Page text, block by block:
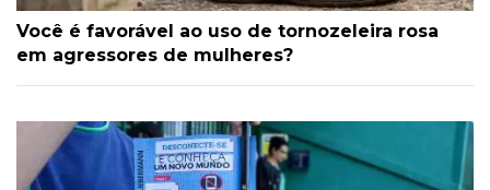
Você é favorável ao uso de tornozeleira rosa
em agressores de mulheres?